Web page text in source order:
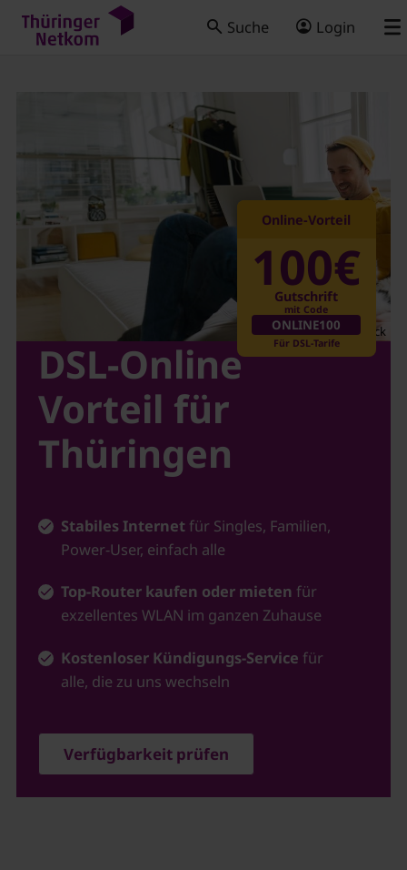
Suche Login
AleksandarNakic/iStock
Online-Vorteil
100€
Gutschrift
mit Code
ONLINE100
Für DSL-Tarife
DSL-Online
Vorteil für
Thüringen
Stabiles Internetfür Singles, Familien,
Power-User, einfach alle
Top-Router kaufen oder mieten für
exzellentes WLAN im ganzen Zuhause
Kostenloser Kündigungs-Service für
alle, die zu uns wechseln
Verfügbarkeit prüfen